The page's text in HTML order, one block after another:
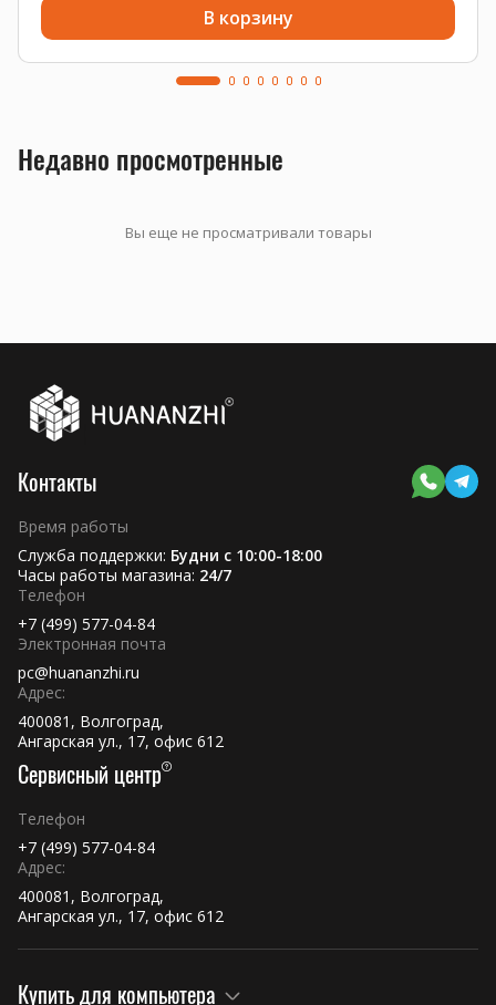
В корзину
Недавно просмотренные
Вы еще не просматривали товары
Контакты
Время работы
Служба поддержки: Будни с 10:00-18:00
Часы работы магазина: 24/7
Телефон
+7 (499) 577-04-84
Электронная почта
pc@huananzhi.ru
Адрес:
400081, Волгоград,
Ангарская ул., 17, офис 612
Сервисный центр
Телефон
+7 (499) 577-04-84
Адрес:
400081, Волгоград,
Ангарская ул., 17, офис 612
Купить для компьютера